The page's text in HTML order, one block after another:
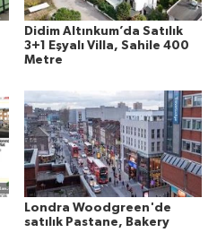
Didim Altınkum’da Satılık
3+1 Eşyalı Villa, Sahile 400
Metre
Londra Woodgreen'de
satılık Pastane, Bakery